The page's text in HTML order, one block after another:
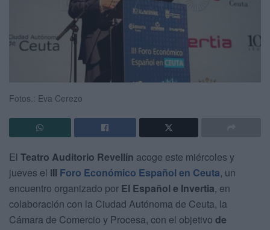
Fotos.: Eva Cerezo
El Teatro Auditorio Revellín acoge este miércoles y
jueves el III Foro Económico Español en Ceuta, un
encuentro organizado por El Español e Invertia, en
colaboración con la Ciudad Autónoma de Ceuta, la
Cámara de Comercio y Procesa, con el objetivo de